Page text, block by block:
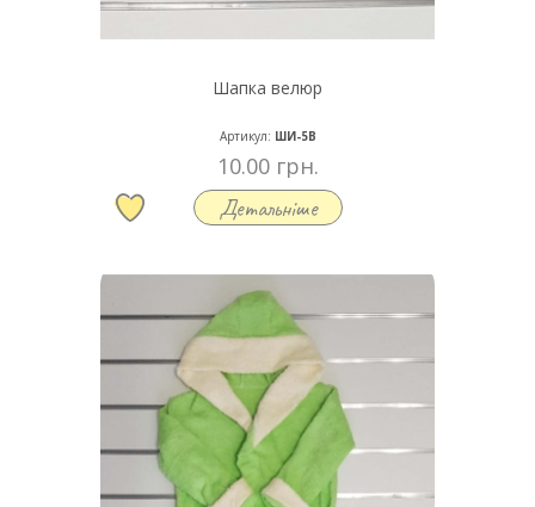
Шапка велюр
Артикул: ШИ-5В
10.00 грн.
Детальніше